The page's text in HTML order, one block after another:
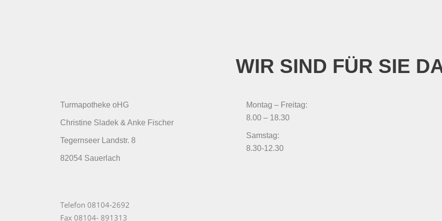
WIR SIND FÜR SIE
Turmapotheke oHG
Christine Sladek & Anke Fischer
Tegernseer Landstr. 8
82054 Sauerlach
Telefon 08104-2692
Fax 08104- 891313
Montag – Freitag:
8.00 – 18.30
Samstag:
8.30-12.30
Wir sind für Sie da:
Montag – Freitag: 8.00 – 18.30
E-Mail: info@turmapotheke.com